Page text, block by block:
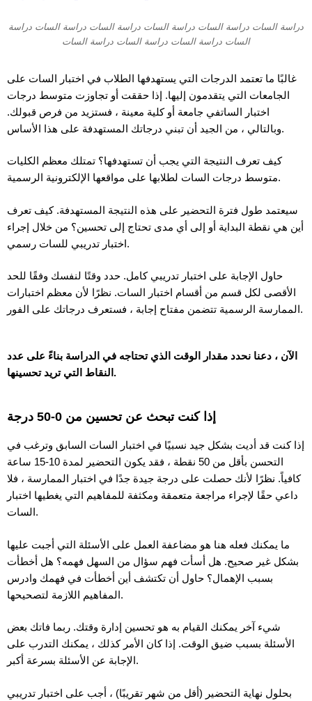
دراسة السات دراسة السات دراسة السات دراسة السات دراسة السات دراسة
السات دراسة السات دراسة السات دراسة السات
غالبًا ما تعتمد الدرجات التي يستهدفها الطلاب في اختبار السات على
الجامعات التي يتقدمون إليها. إذا حققت أو تجاوزت متوسط درجات
اختبار الساتفي جامعة أو كلية معينة ، فستزيد من فرص قبولك.
وبالتالي ، من الجيد أن تبني درجاتك المستهدفة على هذا الأساس.
كيف تعرف النتيجة التي يجب أن تستهدفها؟ تمتلك معظم الكليات
متوسط درجات السات لطلابها على مواقعها الإلكترونية الرسمية.
سيعتمد طول فترة التحضير على هذه النتيجة المستهدفة. كيف تعرف
أين هي نقطة البداية أو إلى أي مدى تحتاج إلى تحسين؟ من خلال إجراء
اختبار تدريبي للسات رسمي.
حاول الإجابة على اختبار تدريبي كامل. حدد وقتًا لنفسك وفقًا للحد
الأقصى لكل قسم من أقسام اختبار السات. نظرًا لأن معظم اختبارات
الممارسة الرسمية تتضمن مفتاح إجابة ، فستعرف درجاتك على الفور.
الآن ، دعنا نحدد مقدار الوقت الذي تحتاجه في الدراسة بناءً على عدد
النقاط التي تريد تحسينها.
إذا كنت تبحث عن تحسين من 0-50 درجة
إذا كنت قد أديت بشكل جيد نسبيًا في اختبار السات السابق وترغب في
التحسن بأقل من 50 نقطة ، فقد يكون التحضير لمدة 10-15 ساعة
كافياً. نظرًا لأنك حصلت على درجة جيدة جدًا في اختبار الممارسة ، فلا
داعي حقًا لإجراء مراجعة متعمقة ومكثفة للمفاهيم التي يغطيها اختبار
السات.
ما يمكنك فعله هنا هو مضاعفة العمل على الأسئلة التي أجبت عليها
بشكل غير صحيح. هل أسأت فهم سؤال من السهل فهمه؟ هل أخطأت
بسبب الإهمال؟ حاول أن تكتشف أين أخطأت في فهمك وادرس
المفاهيم اللازمة لتصحيحها.
شيء آخر يمكنك القيام به هو تحسين إدارة وقتك. ربما فاتك بعض
الأسئلة بسبب ضيق الوقت. إذا كان الأمر كذلك ، يمكنك التدرب على
الإجابة عن الأسئلة بسرعة أكبر.
بحلول نهاية التحضير (أقل من شهر تقريبًا) ، أجب على اختبار تدريبي